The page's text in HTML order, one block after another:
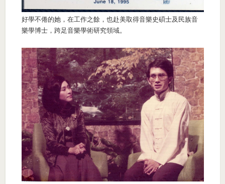
好學不倦的她，在工作之餘，也赴美取得音樂史碩士及民族音
樂學博士，跨足音樂學術研究領域。